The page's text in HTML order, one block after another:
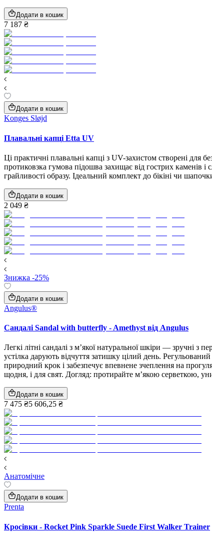
Додати в кошик
7 187 ₴
Додати в кошик
Konges Sløjd
Плавальні капці Etta UV
Ці практичні плавальні капці з UV-захистом створені для
протиковзка гумова підошва захищає від гострих каменів
грайливості образу. Ідеальний комплект до бікіні чи
Додати в кошик
2 049 ₴
Знижка -25%
Додати в кошик
Angulus®
Сандалі Sandal with butterfly - Amethyst від Angulus
Легкі літні сандалі з м’якої натуральної шкіри — зручні
устілка дарують відчуття затишку цілий день.
природний крок і забезпечує впевнене зчеплення на
щодня, і для свят. Догляд: протирайте м’якою серветкою,
Додати в кошик
7 475 ₴5 606,25 ₴
Анатомічне
Додати в кошик
Prenta
Кросівки - Rocket Pink Sparkle Suede First Walker Trainer